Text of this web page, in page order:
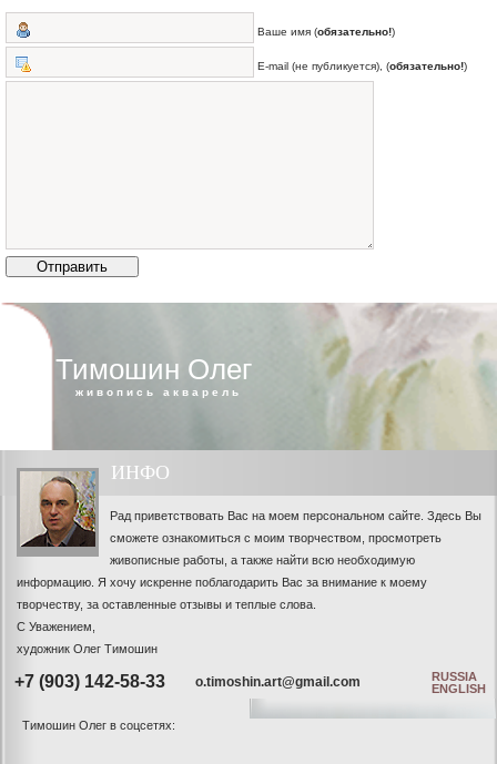
Ваше имя (обязательно!)
E-mail (не публикуется), (обязательно!)
Тимошин Олег
живопись акварель
ИНФО
Рад приветствовать Вас на моем персональном сайте. Здесь Вы
сможете ознакомиться с моим творчеством, просмотреть
живописные работы, а также найти всю необходимую
информацию. Я хочу искренне поблагодарить Вас за внимание к моему
творчеству, за оставленные отзывы и теплые слова.
С Уважением,
художник Олег Тимошин
+7 (903) 142-58-33
RUSSIA
ENGLISH
o.timoshin.art@gmail.com
Тимошин Олег в соцсетях: